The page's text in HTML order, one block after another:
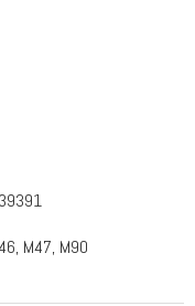
M47, M90